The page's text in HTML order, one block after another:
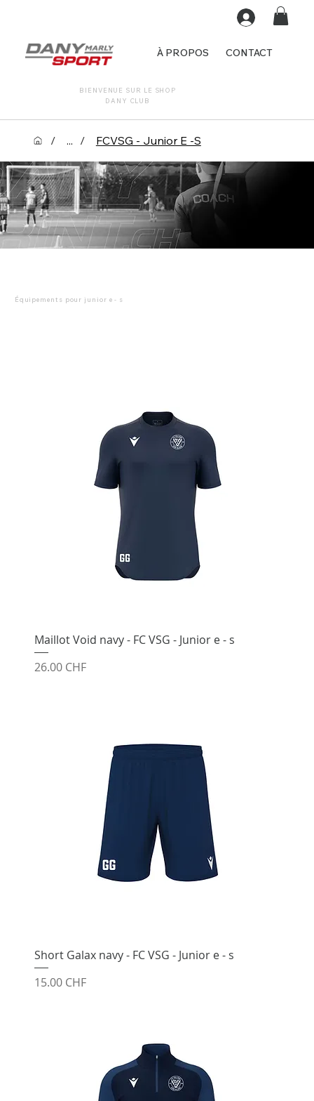
DANY CLUB
BIENVENUE SUR LE SHOP
À PROPOS CONTACT
/ ... / FCVSG - Junior E -S
Équipements pour junior e - s
Maillot Void navy - FC VSG - Junior e - s
Prix
26.00 CHF
Short Galax navy - FC VSG - Junior e - s
Prix
15.00 CHF